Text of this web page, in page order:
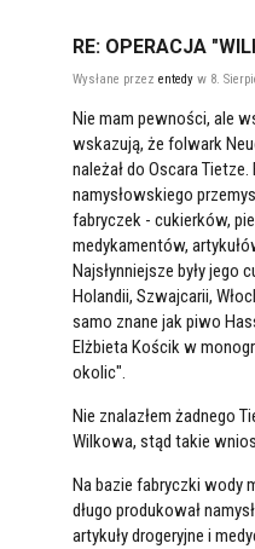
RE: OPERACJA
Wysłane przez entedy w 8.
Nie mam pewności, ale
wskazują, że folwark
należał do Oscara
namysłowskiego
fabryczek - cukierków,
medykamentów,
Najsłynniejsze były jego
Holandii, Szwajcarii,
samo znane jak piwo
Elżbieta Kościk w
okolic".
Nie znalazłem żadnego
Wilkowa, stąd takie
Na bazie fabryczki wody
długo produkował
artykuły drogeryjne i